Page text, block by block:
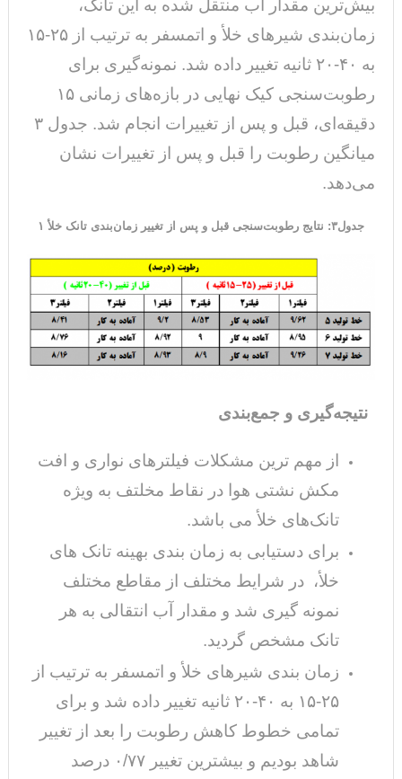
بیش‌ترین مقدار آب منتقل شده به این تانک،
زمان‌بندی شیرهای خلأ و اتمسفر به ترتیب از ۲۵-۱۵
به ۴۰-۲۰ ثانیه تغییر داده شد. نمونه‌گیری برای
رطوبت‌سنجی کیک نهایی در بازه‌های زمانی ۱۵
دقیقه‌ای، قبل و پس از تغییرات انجام شد. جدول ۳
میانگین رطوبت را قبل و پس از تغییرات نشان
می‌دهد.
جدول۳: نتایج رطوبت‌سنجی قبل و پس از تغییر زمان‌بندی تانک‌ خلأ ۱
نتیجه‌گیری و جمع‌بندی
از مهم‌ ترین مشکلات فیلتر‌های نواری و افت
مکش نشتی هوا در نقاط مخلتف به ویژه
تانک‌های خلأ می باشد.
برای دستیابی به زمان بندی بهینه تانک های
خلأ، در شرایط مختلف از مقاطع مختلف
نمونه گیری شد و مقدار آب انتقالی به هر
تانک مشخص گردید.
زمان بندی شیر‌های خلأ و اتمسفر به ترتیب از
۲۵-۱۵ به ۴۰-۲۰ ثانیه تغییر داده شد و برای
تمامی خطوط کاهش رطوبت را بعد از تغییر
شاهد بودیم و بیشترین تغییر ۰/۷۷ درصد